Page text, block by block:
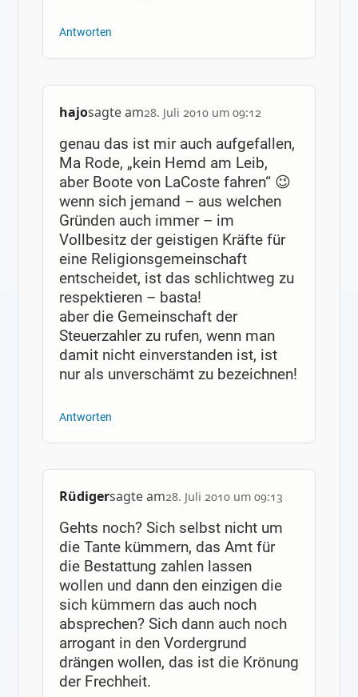
Antworten
hajosagte am28. Juli 2010 um 09:12
genau das ist mir auch aufgefallen,
Ma Rode, „kein Hemd am Leib,
aber Boote von LaCoste fahren“ 😉
wenn sich jemand – aus welchen
Gründen auch immer – im
Vollbesitz der geistigen Kräfte für
eine Religionsgemeinschaft
entscheidet, ist das schlichtweg zu
respektieren – basta!
aber die Gemeinschaft der
Steuerzahler zu rufen, wenn man
damit nicht einverstanden ist, ist
nur als unverschämt zu bezeichnen!
Antworten
Rüdigersagte am28. Juli 2010 um 09:13
Gehts noch? Sich selbst nicht um
die Tante kümmern, das Amt für
die Bestattung zahlen lassen
wollen und dann den einzigen die
sich kümmern das auch noch
absprechen? Sich dann auch noch
arrogant in den Vordergrund
drängen wollen, das ist die Krönung
der Frechheit.